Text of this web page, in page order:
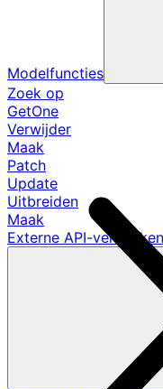
Modelfuncties
Zoek op
GetOne
Verwijder
Maak
Patch
Update
Uitbreiden
Maak
Externe API-